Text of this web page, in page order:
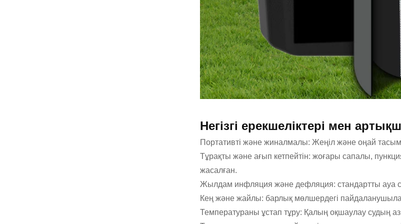
Негізгі ерекшеліктері мен
Портативті және жиналмалы: Жеңіл және оңай
Тұрақты және ағып кетпейтін: жоғары сапалы,
жасалған.
Жылдам инфляция және дефляция: стандартты ауа
Кең және жайлы: барлық мөлшердегі
Температураны ұстап тұру: Қалың оқшаулау судың аз